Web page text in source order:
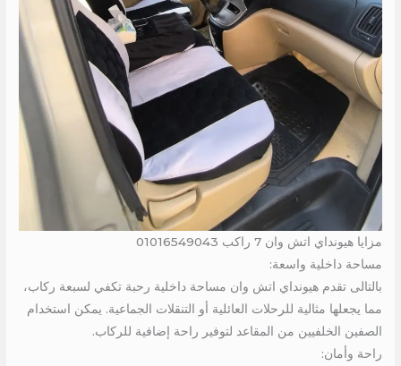
مزايا هيونداي اتش وان 7 راكب 01016549043
مساحة داخلية واسعة:
بالتالى تقدم هيونداي اتش وان مساحة داخلية رحبة تكفي لسبعة ركاب،
مما يجعلها مثالية للرحلات العائلية أو التنقلات الجماعية. يمكن استخدام
الصفين الخلفيين من المقاعد لتوفير راحة إضافية للركاب.
راحة وأمان: